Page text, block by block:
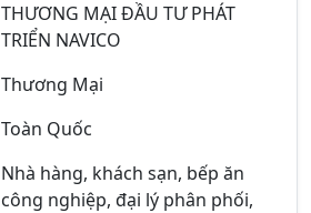
THƯƠNG MẠI ĐẦU TƯ PHÁT
TRIỂN NAVICO
Thương Mại
Toàn Quốc
Nhà hàng, khách sạn, bếp ăn
công nghiệp, đại lý phân phối,